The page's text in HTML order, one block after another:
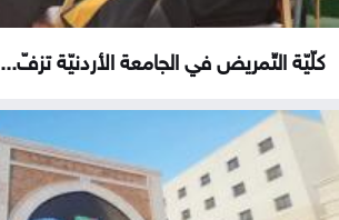
كلّيّة التّمريض في الجامعة الأردنيّة تزفّ...